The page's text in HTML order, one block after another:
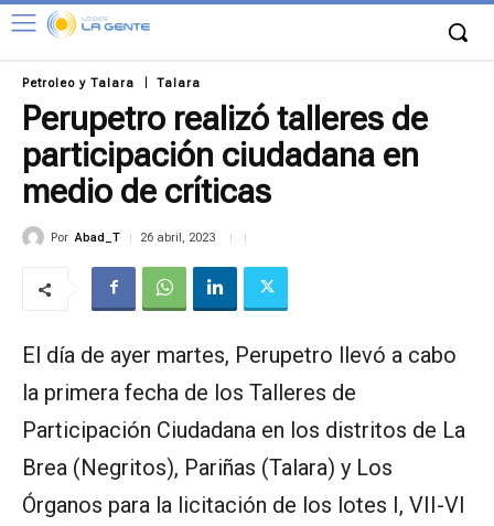
Petroleo y Talara Talara
Perupetro realizó talleres de
participación ciudadana en
medio de críticas
Por Abad_T 26 abril, 2023
El día de ayer martes, Perupetro llevó a cabo
la primera fecha de los Talleres de
Participación Ciudadana en los distritos de La
Brea (Negritos), Pariñas (Talara) y Los
Órganos para la licitación de los lotes I, VII-VI